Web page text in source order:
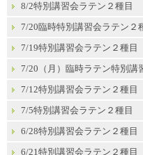
8/2特別講習会ラテン２種目
7/20臨時特別講習会ラテン２
7/19特別講習会ラテン２種目
7/20（月）臨時ラテン特別講
7/12特別講習会ラテン２種目
7/5特別講習会ラテン２種目
6/28特別講習会ラテン２種目
6/21特別講習会ラテン２種目